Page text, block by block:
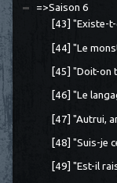
=>Saison 6
[43] "Existe-
[44] "Le
[45] "Doit-on
[46] "Le
[47] "Autrui,
[48] "Suis-je
[49] "Est-il